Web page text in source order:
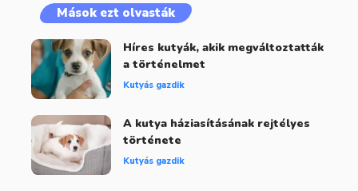
Mások ezt olvasták
Híres kutyák, akik megváltoztatták
a történelmet
Kutyás gazdik
A kutya háziasításának rejtélyes
története
Kutyás gazdik